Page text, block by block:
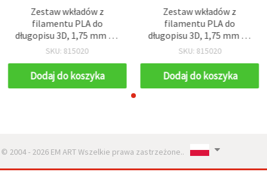
Zestaw wkładów z
filamentu PLA do
długopisu 3D, 1,75 mm x 3
m, 3 kolory: biały, różowy,
SKU: 815020
Dodaj do koszyka
Zestaw wkładów z
filamentu PLA do
długopisu 3D, 1,75 mm x 3
m, 3 kolory: biały, różowy,
SKU: 815020
Dodaj do koszyka
© 2004 - 2026 EM ART Wszelkie prawa zastrzeżone..